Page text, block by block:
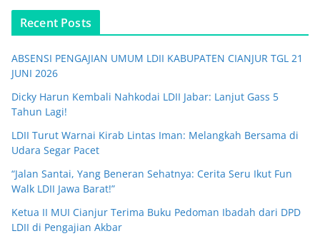
Recent Posts
ABSENSI PENGAJIAN UMUM LDII KABUPATEN CIANJUR TGL 21
JUNI 2026
Dicky Harun Kembali Nahkodai LDII Jabar: Lanjut Gass 5
Tahun Lagi!
LDII Turut Warnai Kirab Lintas Iman: Melangkah Bersama di
Udara Segar Pacet
“Jalan Santai, Yang Beneran Sehatnya: Cerita Seru Ikut Fun
Walk LDII Jawa Barat!”
Ketua II MUI Cianjur Terima Buku Pedoman Ibadah dari DPD
LDII di Pengajian Akbar